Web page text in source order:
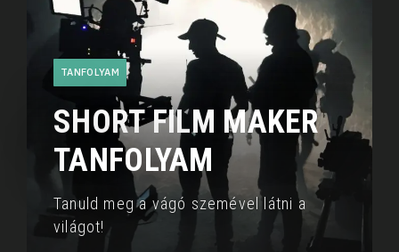
TANFOLYAM
SHORT FILM MAKER
TANFOLYAM
Tanuld meg a vágó szemével látni a
világot!